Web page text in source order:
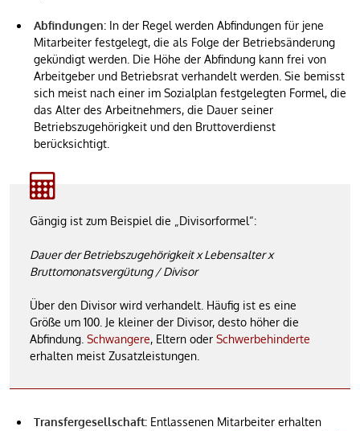
Abfindungen: In der Regel werden Abfindungen für jene
Mitarbeiter festgelegt, die als Folge der Betriebsänderung
gekündigt werden. Die Höhe der Abfindung kann frei von
Arbeitgeber und Betriebsrat verhandelt werden. Sie bemisst
sich meist nach einer im Sozialplan festgelegten Formel, die
das Alter des Arbeitnehmers, die Dauer seiner
Betriebszugehörigkeit und den Bruttoverdienst
berücksichtigt.
Gängig ist zum Beispiel die „Divisorformel“:
Dauer der Betriebszugehörigkeit x Lebensalter x
Bruttomonatsvergütung / Divisor
Über den Divisor wird verhandelt. Häufig ist es eine
Größe um 100. Je kleiner der Divisor, desto höher die
Abfindung. Schwangere, Eltern oder Schwerbehinderte
erhalten meist Zusatzleistungen.
Transfergesellschaft: Entlassenen Mitarbeiter erhalten